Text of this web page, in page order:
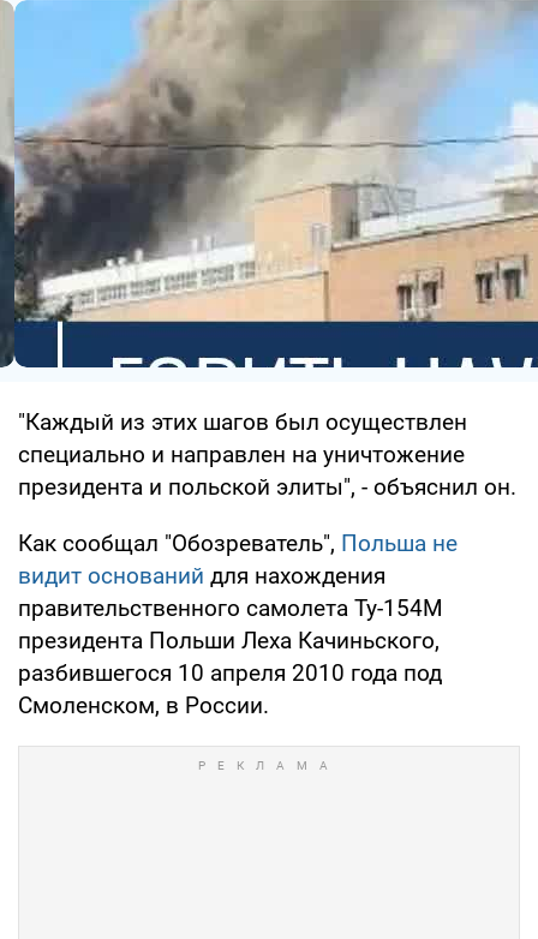
"Каждый из этих шагов был осуществлен
специально и направлен на уничтожение
президента и польской элиты", - объяснил он.
Как сообщал "Обозреватель", Польша не
видит оснований для нахождения
правительственного самолета Ту-154М
президента Польши Леха Качиньского,
разбившегося 10 апреля 2010 года под
Смоленском, в России.